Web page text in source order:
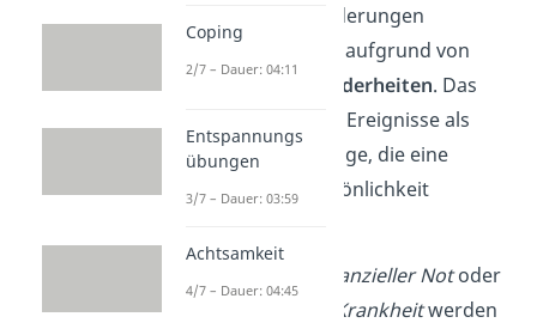
Differentielle Veränderungen
entstehen hingegen aufgrund von
individuellen Besonderheiten. Das
sind sowohl positive Ereignisse als
auch Schicksalsschläge, die eine
Anpassung der Persönlichkeit
finanzieller Notoder
bei einer
schweren Krankheitwerden
Coping
2/7 – Dauer: 04:11
Entspannungs
übungen
3/7 – Dauer: 03:59
Achtsamkeit
4/7 – Dauer: 04:45